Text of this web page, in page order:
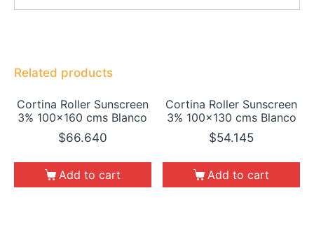
Related products
Cortina Roller Sunscreen
3% 100×160 cms Blanco
$66.640
Add to cart
Cortina Roller Sunscreen
3% 100×130 cms Blanco
$54.145
Add to cart